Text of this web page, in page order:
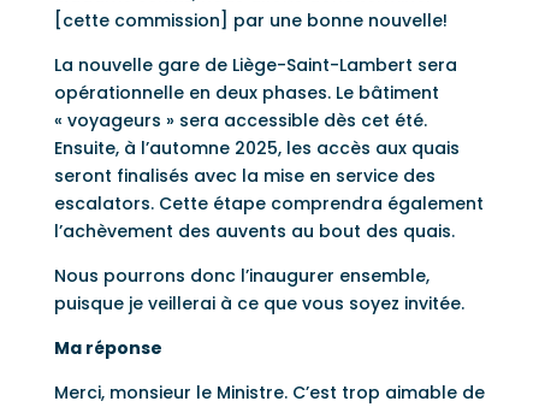
[cette commission] par une bonne nouvelle!
La nouvelle gare de Liège-Saint-Lambert sera
opérationnelle en deux phases. Le bâtiment
« voyageurs » sera accessible dès cet été.
Ensuite, à l’automne 2025, les accès aux quais
seront finalisés avec la mise en service des
escalators. Cette étape comprendra également
l’achèvement des auvents au bout des quais.
Nous pourrons donc l’inaugurer ensemble,
puisque je veillerai à ce que vous soyez invitée.
Ma réponse
Merci, monsieur le Ministre. C’est trop aimable de